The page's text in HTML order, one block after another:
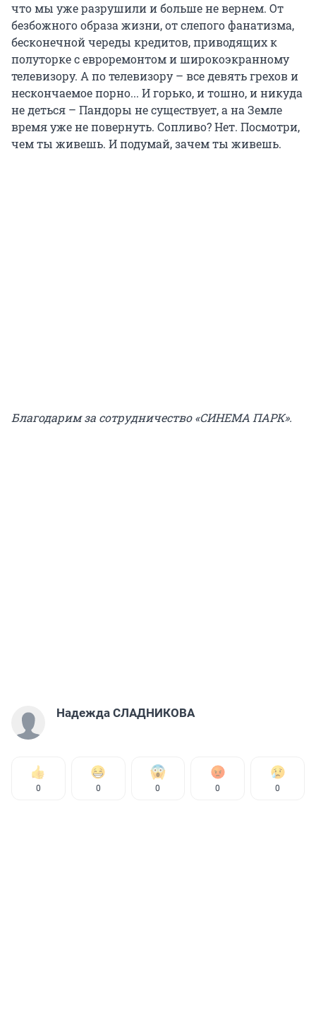
что мы уже разрушили и больше не вернем. От
безбожного образа жизни, от слепого фанатизма,
бесконечной череды кредитов, приводящих к
полуторке с евроремонтом и широкоэкранному
телевизору. А по телевизору – все девять грехов и
нескончаемое порно... И горько, и тошно, и никуда
не деться – Пандоры не существует, а на Земле
время уже не повернуть. Сопливо? Нет. Посмотри,
чем ты живешь. И подумай, зачем ты живешь.
Благодарим за сотрудничество «СИНЕМА ПАРК».
Надежда СЛАДНИКОВА
0 0 0 0 0